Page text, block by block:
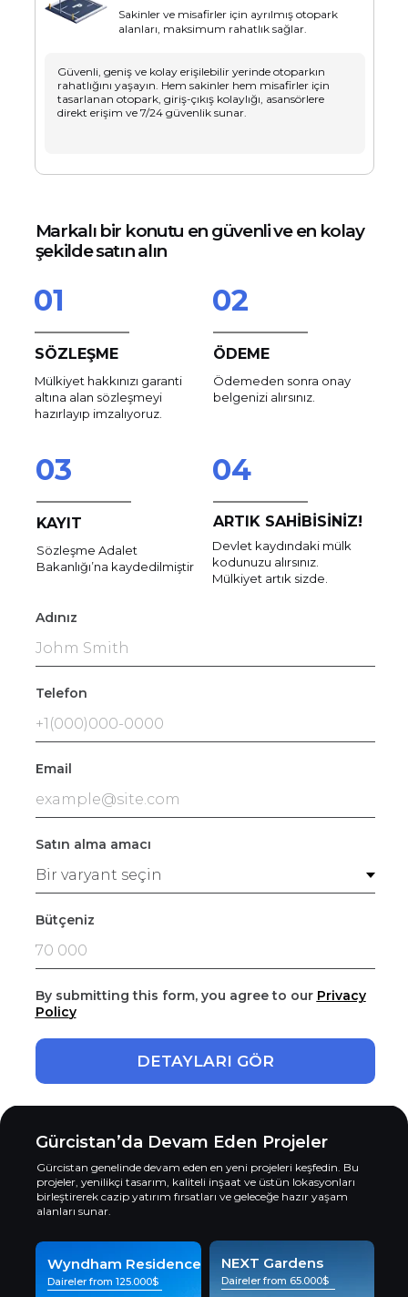
Güvenli, geniş ve kolay erişilebilir yerinde otoparkın
rahatlığını yaşayın. Hem sakinler hem misafirler için
tasarlanan otopark, giriş-çıkış kolaylığı, asansörlere
direkt erişim ve 7/24 güvenlik sunar.
Sakinler ve misafirler için ayrılmış otopark
alanları, maksimum rahatlık sağlar.
Markalı bir konutu en güvenli ve en kolay
şekilde satın alın
01
SÖZLEŞME
Mülkiyet hakkınızı garanti
altına alan sözleşmeyi
hazırlayıp imzalıyoruz.
02
ÖDEME
Ödemeden sonra onay
belgenizi alırsınız.
03
KAYIT
Sözleşme Adalet
Bakanlığı’na kaydedilmiştir
04
ARTIK SAHİBİSİNİZ!
Devlet kaydındaki mülk
kodunuzu alırsınız.
Mülkiyet artık sizde.
Adınız
Telefon
Email
Satın alma amacı
Bütçeniz
By submitting this form, you agree to our Privacy
Policy
DETAYLARI GÖR
Gürcistan’da Devam Eden Projeler
Gürcistan genelinde devam eden en yeni projeleri keşfedin. Bu
projeler, yenilikçi tasarım, kaliteli inşaat ve üstün lokasyonları
birleştirerek cazip yatırım fırsatları ve geleceğe hazır yaşam
alanları sunar.
NEXT Gardens
Daireler from 65.000$
Wyndham Residence
Daireler from 125.000$